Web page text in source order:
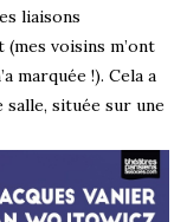
liaisons
voisins m’ont
marquée !). Cela a
salle, située sur une